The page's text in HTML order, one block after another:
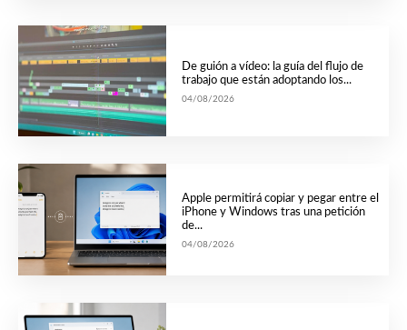
De guión a vídeo: la guía del flujo de
trabajo que están adoptando los...
04/08/2026
Apple permitirá copiar y pegar entre el
iPhone y Windows tras una petición
de...
04/08/2026